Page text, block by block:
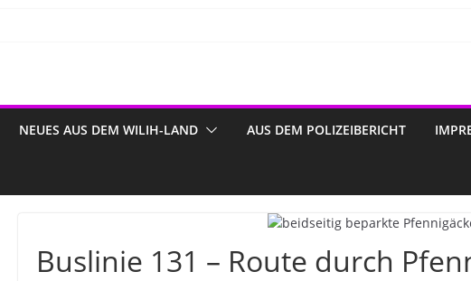
NEUES AUS DEM WILIH-LAND AUS DEM POLIZEIBERICHT
Buslinie 131 – Route durch